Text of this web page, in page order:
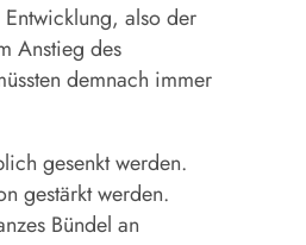
also der
Anstieg des
demnach immer
gesenkt werden.
gestärkt werden.
Bündel an